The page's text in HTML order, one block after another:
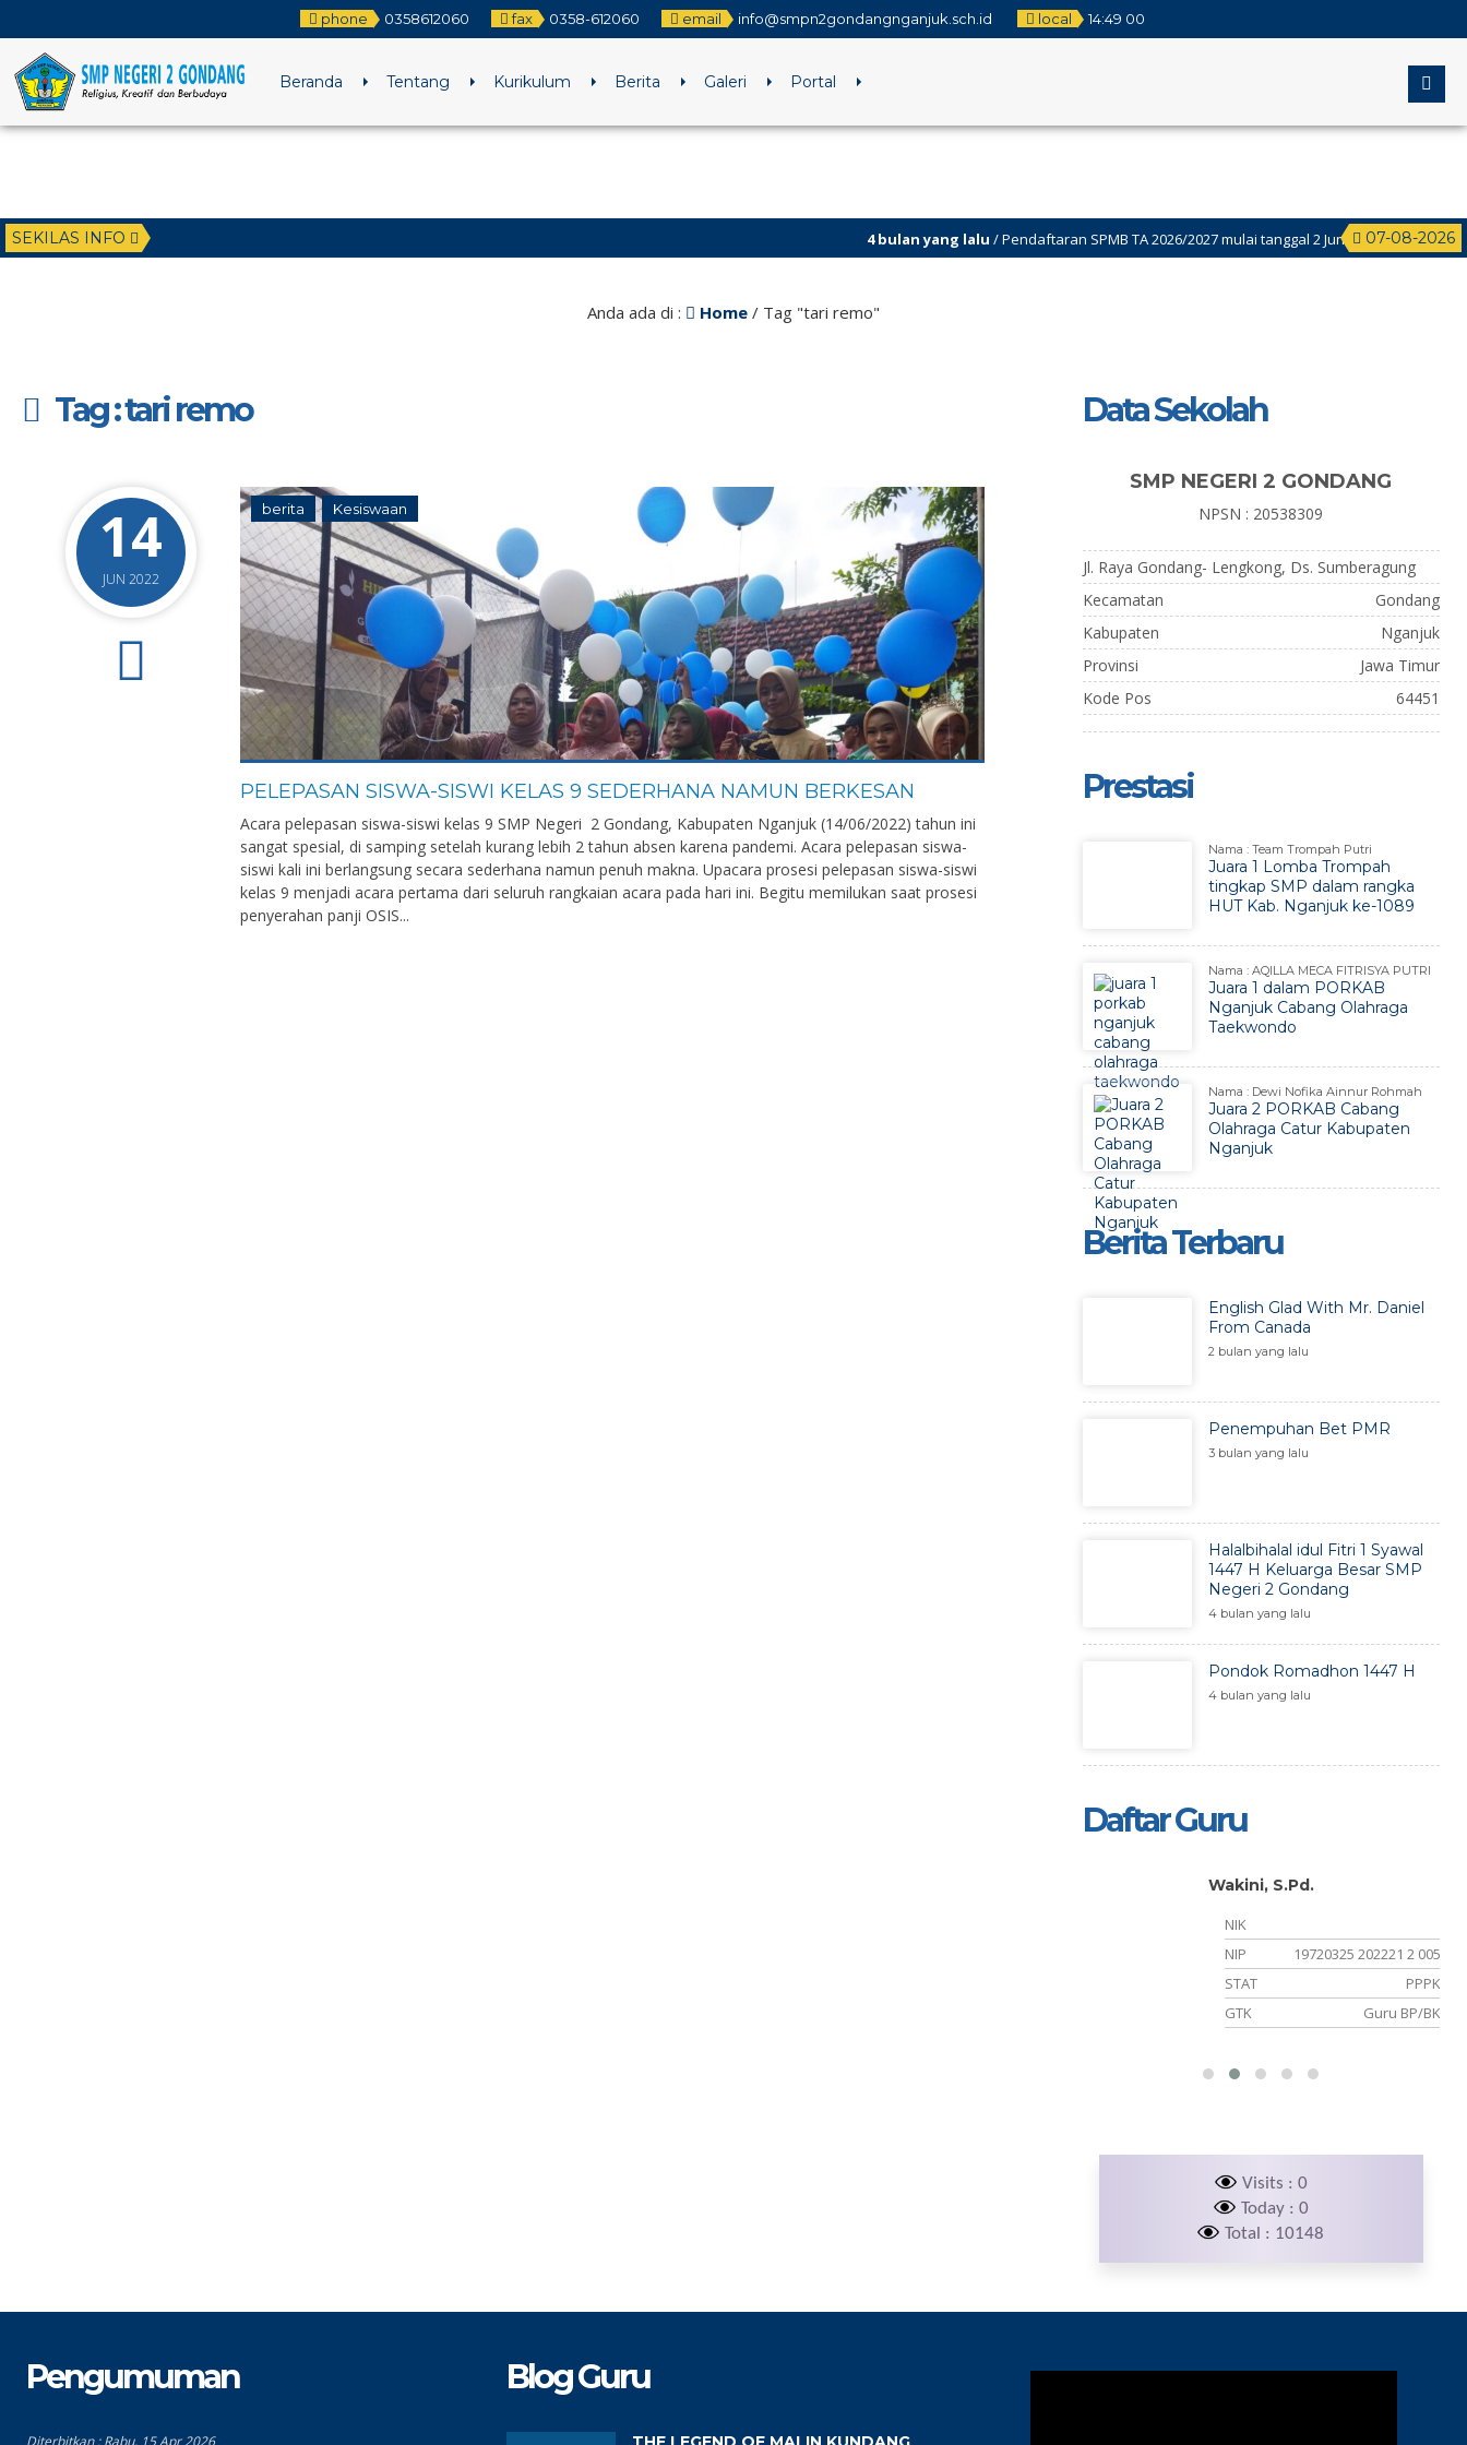
phone 0358612060 fax 0358-612060 email info@smpn2gondangnganjuk.sch.id local 14:49 01
Beranda Tentang Kurikulum Berita Galeri Portal
SEKILAS INFO 07-08-2026
4 bulan yang lalu/ Pendaftaran SPMB TA 2026/2027 mulai tanggal 2 Juni-22juni 2026
Anda ada di : Home / Tag "tari remo"
Tag : tari remo
14
JUN 2022
berita Kesiswaan
PELEPASAN SISWA-SISWI KELAS 9 SEDERHANA NAMUN BERKESAN
Acara pelepasan siswa-siswi kelas 9 SMP Negeri 2 Gondang, Kabupaten Nganjuk (14/06/2022) tahun ini
sangat spesial, di samping setelah kurang lebih 2 tahun absen karena pandemi. Acara pelepasan siswa-
siswi kali ini berlangsung secara sederhana namun penuh makna. Upacara prosesi pelepasan siswa-siswi
kelas 9 menjadi acara pertama dari seluruh rangkaian acara pada hari ini. Begitu memilukan saat prosesi
penyerahan panji OSIS...
Data Sekolah
SMP NEGERI 2 GONDANG
NPSN : 20538309
Jl. Raya Gondang- Lengkong, Ds. Sumberagung
Kecamatan
Gondang
Kabupaten
Nganjuk
Provinsi
Jawa Timur
Kode Pos
64451
Prestasi
Nama : Team Trompah Putri
Juara 1 Lomba Trompah
tingkap SMP dalam rangka
HUT Kab. Nganjuk ke-1089
Nama : AQILLA MECA FITRISYA PUTRI
Juara 1 dalam PORKAB
Nganjuk Cabang Olahraga
Taekwondo
Nama : Dewi Nofika Ainnur Rohmah
Juara 2 PORKAB Cabang
Olahraga Catur Kabupaten
Nganjuk
Berita Terbaru
English Glad With Mr. Daniel
From Canada
2 bulan yang lalu
Penempuhan Bet PMR
3 bulan yang lalu
Halalbihalal idul Fitri 1 Syawal
1447 H Keluarga Besar SMP
Negeri 2 Gondang
4 bulan yang lalu
Pondok Romadhon 1447 H
4 bulan yang lalu
Daftar Guru
Wakini, S.Pd.
NIK
NIP
19720325 202221 2 005
STAT
PPPK
GTK
Guru BP/BK
Visits : 0
Today : 0
Total : 10148
Pengumuman
Diterbitkan :Rabu, 15 Apr 2026
Blog Guru